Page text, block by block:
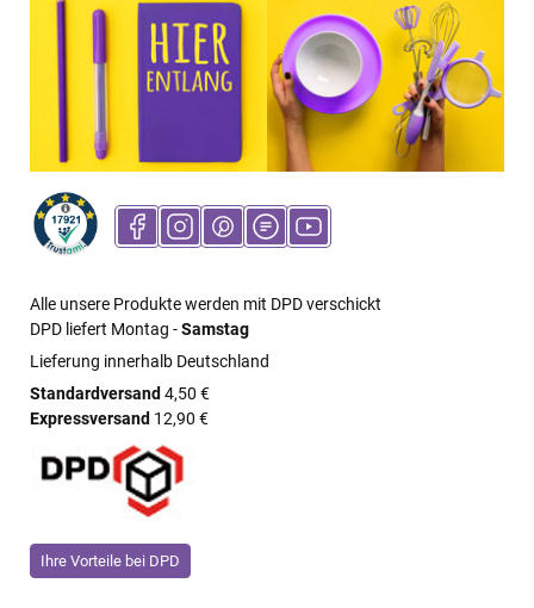
Alle unsere Produkte werden mit DPD verschickt
DPD liefert Montag -Samstag
Lieferung innerhalb Deutschland
Standardversand 4,50 €
Expressversand 12,90 €
Ihre Vorteile bei DPD